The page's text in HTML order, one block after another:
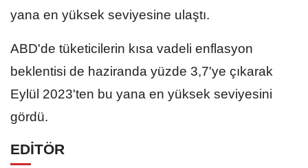
yana en yüksek seviyesine ulaştı.
ABD'de tüketicilerin kısa vadeli enflasyon
beklentisi de haziranda yüzde 3,7'ye çıkarak
Eylül 2023'ten bu yana en yüksek seviyesini
gördü.
EDİTÖR